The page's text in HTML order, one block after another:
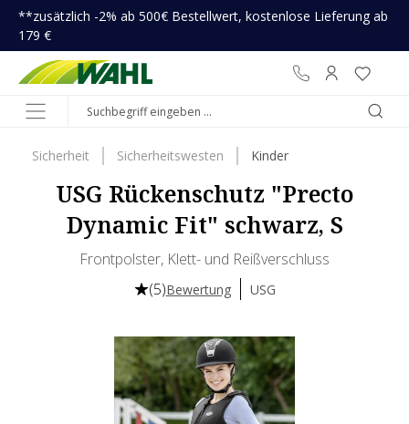
springen
**zusätzlich -2% ab 500€ Bestellwert, kostenlose Lieferung ab
179 €
Sicherheit Sicherheitswesten Kinder
USG Rückenschutz "Precto
Dynamic Fit" schwarz, S
Frontpolster, Klett- und Reißverschluss
(5)Bewertung USG